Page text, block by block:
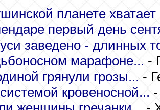
планете
первый день
заведено - длинных
марафоне... -
грянули грозы...-
кровеносной...